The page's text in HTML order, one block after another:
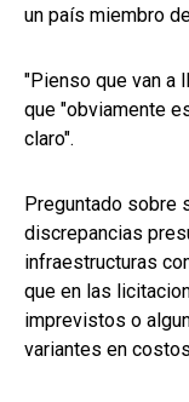
un país miembro
"Pienso que van a
que "obviamente
claro".
Preguntado sobre
discrepancias
infraestructuras
que en las
imprevistos o
variantes en